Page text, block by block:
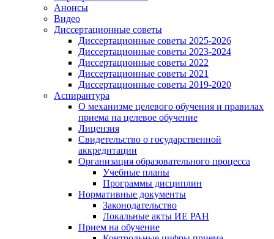
Анонсы
Видео
Диссертационные советы
Диссертационные советы 2025-2026
Диссертационные советы 2023-2024
Диссертационные советы 2022
Диссертационные советы 2021
Диссертационные советы 2019-2020
Аспирантура
О механизме целевого обучения и правилах
приема на целевое обучение
Лицензия
Свидетельство о государственной
аккредитации
Организация образовательного процесса
Учебные планы
Программы дисциплин
Нормативные документы
Законодательство
Локальные акты ИЕ РАН
Прием на обучение